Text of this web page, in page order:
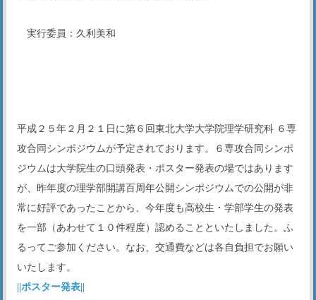
実行委員：久利美和
平成２５年２月２１日に第６回東北大学大学院理学研究科 ６専
攻合同シンポジウムが予定されております。６専攻合同シンポ
ジウムは大学院生の口頭発表・ポスター発表の場ではあります
が、昨年度の理学部開講百周年公開シンポジウムでの公開が非
常に好評であったことから、今年度も高校生・学部学生の発表
を一部（あわせて１０件程度）認めることといたしました。ふ
るってご参加ください。なお、交通費などは各自負担でお願い
いたします。
||ポスター発表||